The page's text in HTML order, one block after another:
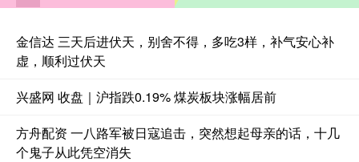
金信达 三天后进伏天，别舍不得，多吃3样，补气安心补
虚，顺利过伏天
兴盛网 收盘｜沪指跌0.19% 煤炭板块涨幅居前
方舟配资 一八路军被日寇追击，突然想起母亲的话，十几
个鬼子从此凭空消失